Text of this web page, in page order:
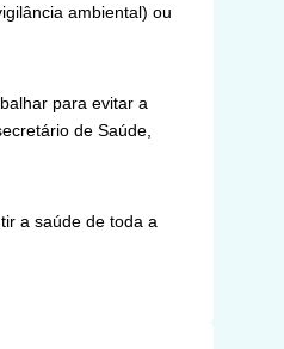
ambiental) ou
para evitar a
de Saúde,
a saúde de toda a